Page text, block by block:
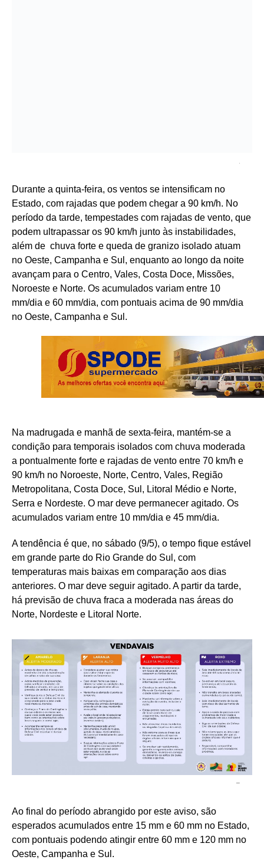
Durante a quinta-feira, os ventos se intensificam no
Estado, com rajadas que podem chegar a 90 km/h. No
período da tarde, tempestades com rajadas de vento, que
podem ultrapassar os 90 km/h junto às instabilidades,
além de chuva forte e queda de granizo isolado atuam
no Oeste, Campanha e Sul, enquanto ao longo da noite
avançam para o Centro, Vales, Costa Doce, Missões,
Noroeste e Norte. Os acumulados variam entre 10
mm/dia e 60 mm/dia, com pontuais acima de 90 mm/dia
no Oeste, Campanha e Sul.
Na madrugada e manhã de sexta-feira, mantém-se a
condição para temporais isolados com chuva moderada
a pontualmente forte e rajadas de vento entre 70 km/h e
90 km/h no Noroeste, Norte, Centro, Vales, Região
Metropolitana, Costa Doce, Sul, Litoral Médio e Norte,
Serra e Nordeste. O mar deve permanecer agitado. Os
acumulados variam entre 10 mm/dia e 45 mm/dia.
A tendência é que, no sábado (9/5), o tempo fique estável
em grande parte do Rio Grande do Sul, com
temperaturas mais baixas em comparação aos dias
anteriores. O mar deve seguir agitado. A partir da tarde,
há previsão de chuva fraca a moderada nas áreas do
Norte, Nordeste e Litoral Norte.
–
Ao final do período abrangido por este aviso, são
esperados acumulados entre 15 mm e 60 mm no Estado,
com pontuais podendo atingir entre 60 mm e 120 mm no
Oeste, Campanha e Sul.